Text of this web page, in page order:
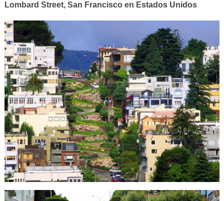
Lombard Street, San Francisco en Estados Unidos